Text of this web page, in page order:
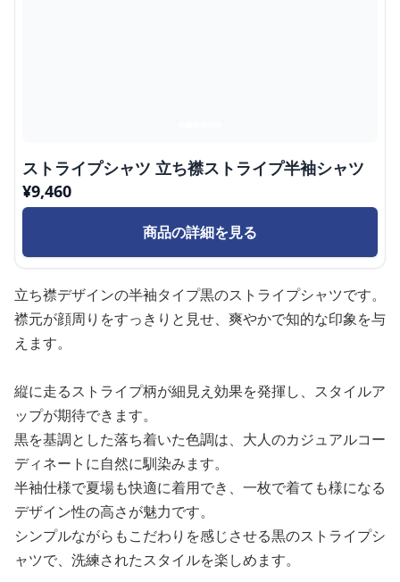
ストライプシャツ 立ち襟ストライプ半袖シャツ
¥9,460
商品の詳細を見る
立ち襟デザインの半袖タイプ黒のストライプシャツです。
襟元が顔周りをすっきりと見せ、爽やかで知的な印象を与
えます。
縦に走るストライプ柄が細見え効果を発揮し、スタイルア
ップが期待できます。
黒を基調とした落ち着いた色調は、大人のカジュアルコー
ディネートに自然に馴染みます。
半袖仕様で夏場も快適に着用でき、一枚で着ても様になる
デザイン性の高さが魅力です。
シンプルながらもこだわりを感じさせる黒のストライプシ
ャツで、洗練されたスタイルを楽しめます。